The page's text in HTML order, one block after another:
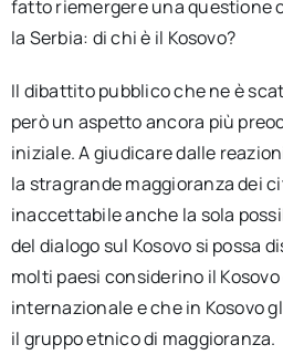
fatto riemergere una questione
la Serbia: di chi è il Kosovo?
Il dibattito pubblico che ne è
però un aspetto ancora più
iniziale. A giudicare dalle
la stragrande maggioranza dei
inaccettabile anche la sola
del dialogo sul Kosovo si possa
molti paesi considerino il
internazionale e che in Kosovo
il gruppo etnico di maggioranza.